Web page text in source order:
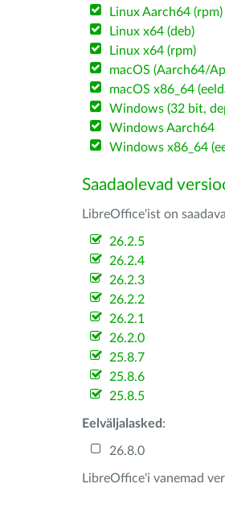
Linux Aarch64 (rpm)
Linux x64 (deb)
Linux x64 (rpm)
macOS (Aarch64/
macOS x86_64
Windows (32 bit,
Windows Aarch64
Windows x86_64
Saadaolevad
LibreOffice'ist on
26.2.5
26.2.4
26.2.3
26.2.2
26.2.1
26.2.0
25.8.7
25.8.6
25.8.5
Eelväljalasked :
26.8.0
LibreOffice'i vanemad